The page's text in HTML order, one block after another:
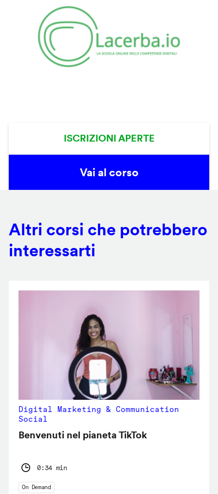
ISCRIZIONI APERTE
Vai al corso
Altri corsi che potrebbero
interessarti
Digital Marketing & Communication
Social
Benvenuti nel pianeta TikTok
0:34 min
On Demand